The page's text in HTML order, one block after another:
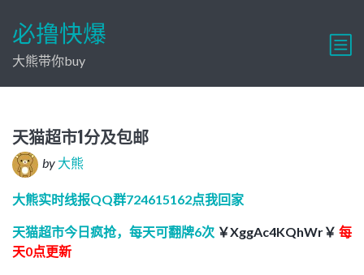
必撸快爆
大熊带你buy
天猫超市1分及包邮
by 大熊
大熊实时线报QQ群724615162点我回家
天猫超市今日疯抢，每天可翻牌6次 ￥XggAc4KQhWr￥ 每
天0点更新